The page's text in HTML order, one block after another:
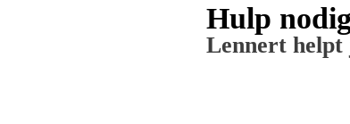
Hulp
Lennert helpt